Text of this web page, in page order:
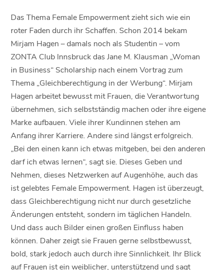
Das Thema Female Empowerment zieht sich wie ein
roter Faden durch ihr Schaffen. Schon 2014 bekam
Mirjam Hagen – damals noch als Studentin – vom
ZONTA Club Innsbruck das Jane M. Klausman „Woman
in Business“ Scholarship nach einem Vortrag zum
Thema „Gleichberechtigung in der Werbung“. Mirjam
Hagen arbeitet bewusst mit Frauen, die Verantwortung
übernehmen, sich selbstständig machen oder ihre eigene
Marke aufbauen. Viele ihrer Kundinnen stehen am
Anfang ihrer Karriere. Andere sind längst erfolgreich.
„Bei den einen kann ich etwas mitgeben, bei den anderen
darf ich etwas lernen“, sagt sie. Dieses Geben und
Nehmen, dieses Netzwerken auf Augenhöhe, auch das
ist gelebtes Female Empowerment. Hagen ist überzeugt,
dass Gleichberechtigung nicht nur durch gesetzliche
Änderungen entsteht, sondern im täglichen Handeln.
Und dass auch Bilder einen großen Einfluss haben
können. Daher zeigt sie Frauen gerne selbstbewusst,
bold, stark jedoch auch durch ihre Sinnlichkeit. Ihr Blick
auf Frauen ist ein weiblicher, unterstützend und sagt